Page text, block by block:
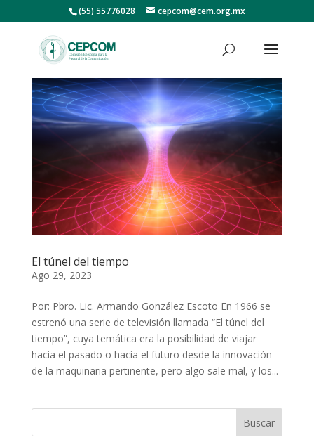
(55) 55776028 cepcom@cem.org.mx
El túnel del tiempo
Ago 29, 2023
Por: Pbro. Lic. Armando González Escoto En 1966 se
estrenó una serie de televisión llamada “El túnel del
tiempo”, cuya temática era la posibilidad de viajar
hacia el pasado o hacia el futuro desde la innovación
de la maquinaria pertinente, pero algo sale mal, y los...
Buscar